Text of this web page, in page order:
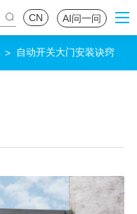
CN AI问一问
> 自动开关大门安装诀窍